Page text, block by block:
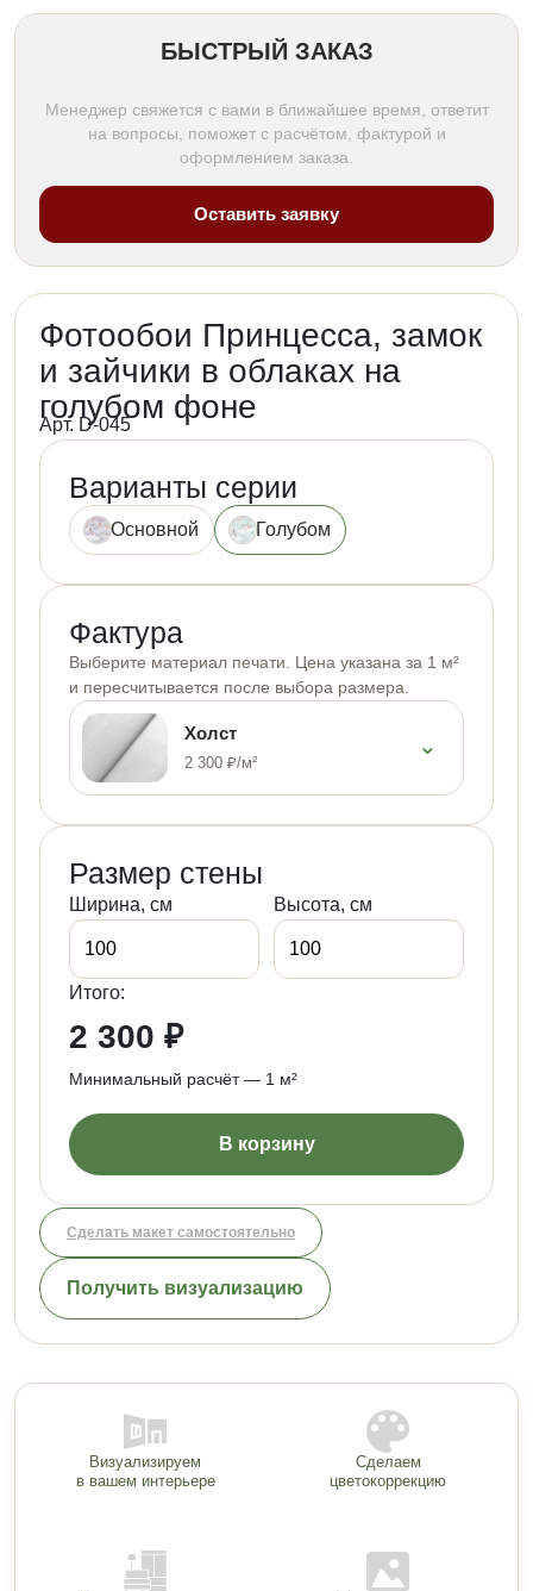
БЫСТРЫЙ ЗАКАЗ
Менеджер свяжется с вами в ближайшее время, ответит
на вопросы, поможет с расчётом, фактурой и
оформлением заказа.
Оставить заявку
Фотообои Принцесса, замок
и зайчики в облаках на
голубом фоне
Арт. D-045
Варианты серии
Основной Голубом
Фактура
Выберите материал печати. Цена указана за 1 м²
и пересчитывается после выбора размера.
Холст
2 300 ₽/м²
⌄
Размер стены
Ширина, см Высота, см
Итого:
2 300 ₽
Минимальный расчёт — 1 м²
В корзину
Сделать макет самостоятельно
Получить визуализацию
Визуализируем
в вашем интерьере
Сделаем
цветокоррекцию